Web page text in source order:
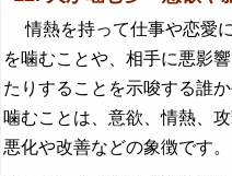
情熱を持って仕事や恋愛
を噛むことや、相手に悪影
たりすることを示唆する誰
噛むことは、意欲、情熱、
悪化や改善などの象徴です。